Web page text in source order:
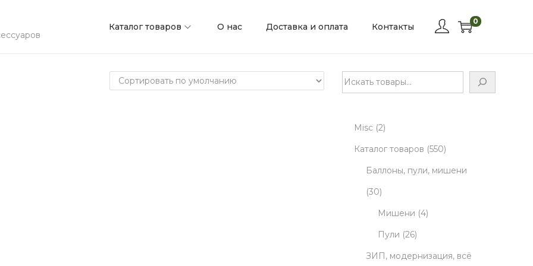
Каталог товаров О нас Доставка и оплата Контакты
0
П
о
Misc 22
p
r
d
u
c
Каталог товаров 5505
5
o
Баллоны, пули, мишени
303
0
p
r
Мишени 44
r
Пули 262
6
ЗИП, модернизация, всё